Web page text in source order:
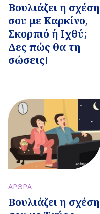
Βουλιάζει η σχέση
σου με Καρκίνο,
Σκορπιό ή Ιχθύ;
Δες πώς θα τη
σώσεις!
ΑΡΘΡΑ
Βουλιάζει η σχέση